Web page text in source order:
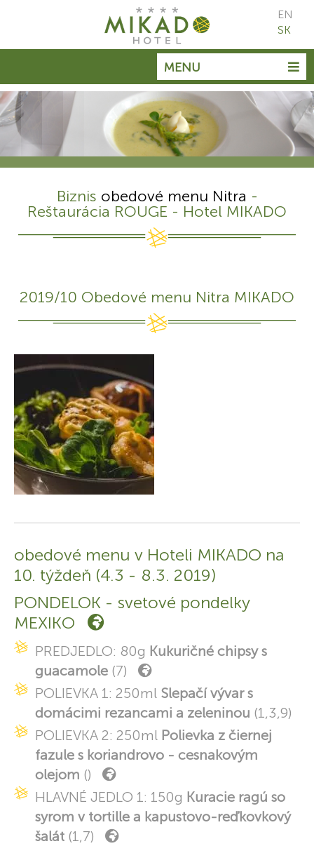
MENU
EN
SK
Biznis obedové menu Nitra -
Reštaurácia ROUGE - Hotel MIKADO
2019/10 Obedové menu Nitra MIKADO
obedové menu v Hoteli MIKADO na
10. týždeň (4.3 - 8.3. 2019)
PONDELOK - svetové pondelky
MEXIKO
PREDJEDLO: 80g Kukuričné chipsy s
guacamole (7)
POLIEVKA 1: 250ml Slepačí vývar s
domácimi rezancami a zeleninou (1,3,9)
POLIEVKA 2: 250ml Polievka z čiernej
fazule s koriandrovo - cesnakovým
olejom ()
HLAVNÉ JEDLO 1: 150g Kuracie ragú so
syrom v tortille a kapustovo-reďkovkový
šalát (1,7)